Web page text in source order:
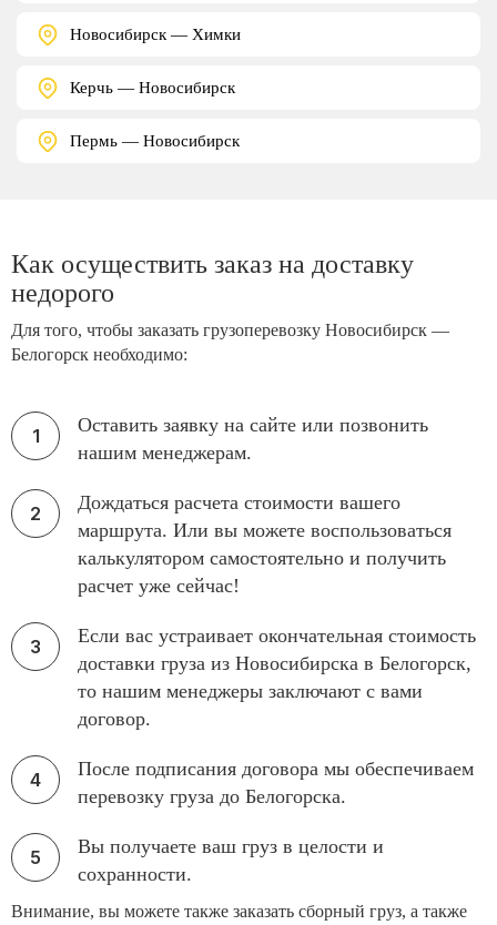
Новосибирск — Химки
Керчь — Новосибирск
Пермь — Новосибирск
Как осуществить заказ на доставку
недорого
Для того, чтобы заказать грузоперевозку Новосибирск —
Белогорск необходимо:
Оставить заявку на сайте или позвонить
нашим менеджерам.
Дождаться расчета стоимости вашего
маршрута. Или вы можете воспользоваться
калькулятором самостоятельно и получить
расчет уже сейчас!
Если вас устраивает окончательная стоимость
доставки груза из Новосибирска в Белогорск,
то нашим менеджеры заключают с вами
договор.
После подписания договора мы обеспечиваем
перевозку груза до Белогорска.
Вы получаете ваш груз в целости и
сохранности.
Внимание, вы можете также заказать сборный груз, а также